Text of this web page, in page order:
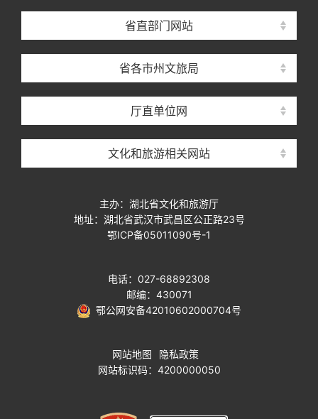
省直部门网站
省各市州文旅局
厅直单位网
文化和旅游相关网站
主办：湖北省文化和旅游厅
地址：湖北省武汉市武昌区公正路23号
鄂ICP备05011090号-1
电话：027-68892308
邮编：430071
鄂公网安备42010602000704号
网站地图
隐私政策
网站标识码：4200000050